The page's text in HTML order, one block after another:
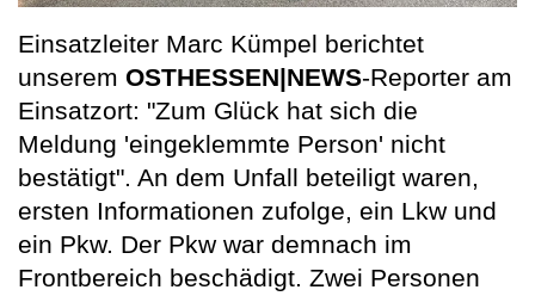
Einsatzleiter Marc Kümpel berichtet
unserem OSTHESSEN|NEWS-Reporter am
Einsatzort: "Zum Glück hat sich die
Meldung 'eingeklemmte Person' nicht
bestätigt". An dem Unfall beteiligt waren,
ersten Informationen zufolge, ein Lkw und
ein Pkw. Der Pkw war demnach im
Frontbereich beschädigt. Zwei Personen